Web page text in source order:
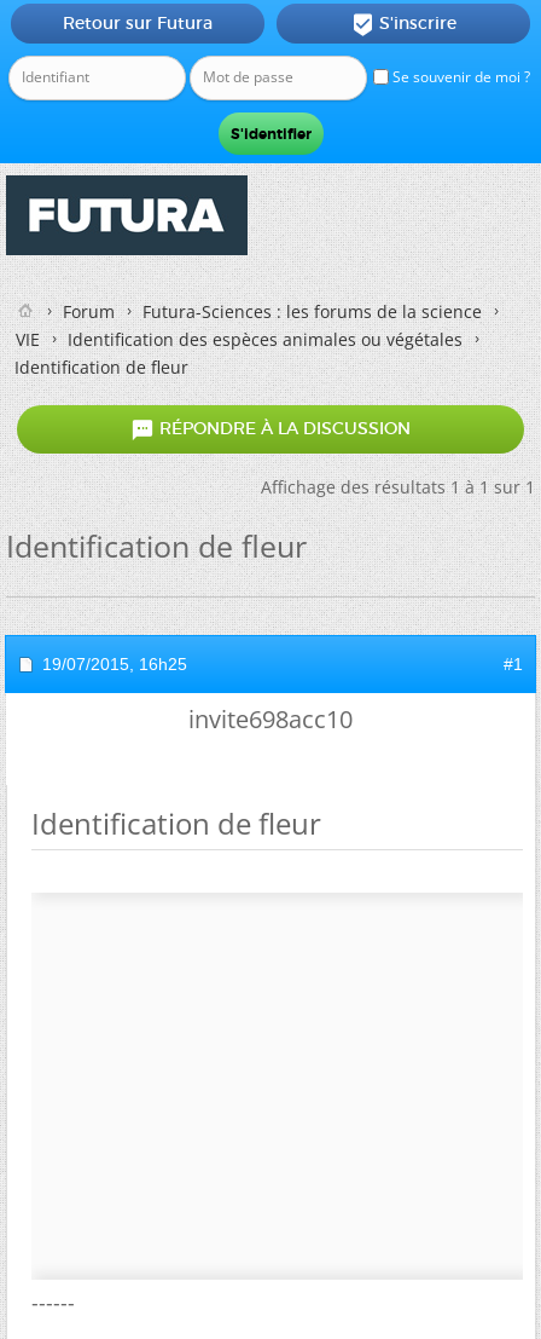
Se souvenir de moi ?
Retour sur Futura  S'inscrire
Forum
Futura-Sciences : les forums de la science
VIE
Identification des espèces animales ou végétales
Identification de fleur
 RÉPONDRE À LA DISCUSSION
Affichage des résultats 1 à 1 sur 1
Identification de fleur
19/07/2015, 16h25 #1
invite698acc10
Identification de fleur
------